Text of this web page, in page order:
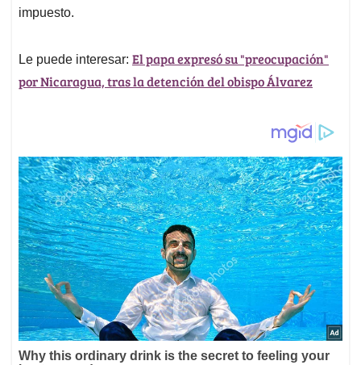
impuesto.
Le puede interesar: El papa expresó su "preocupación"
por Nicaragua, tras la detención del obispo Álvarez